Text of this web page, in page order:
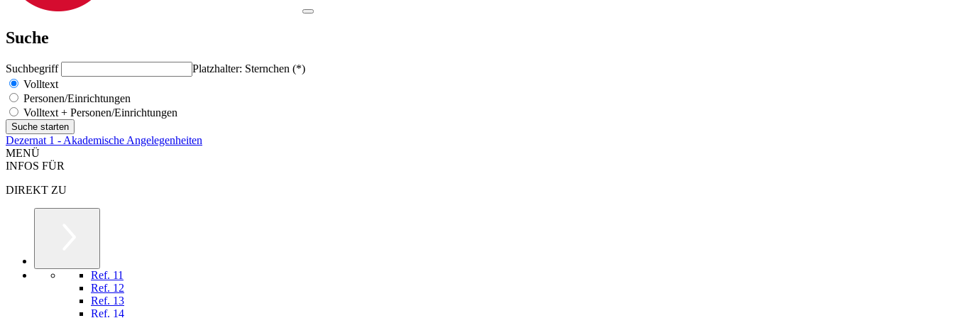
Suche
Suchbegriff
Platzhalter: Sternchen (*)
Volltext
Personen/Einrichtungen
Volltext + Personen/Einrichtungen
Dezernat 1 - Akademische Angelegenheiten
MENÜ
INFOS FÜR
DIREKT ZU
Ref. 11
Ref. 12
Ref. 13
Ref. 14